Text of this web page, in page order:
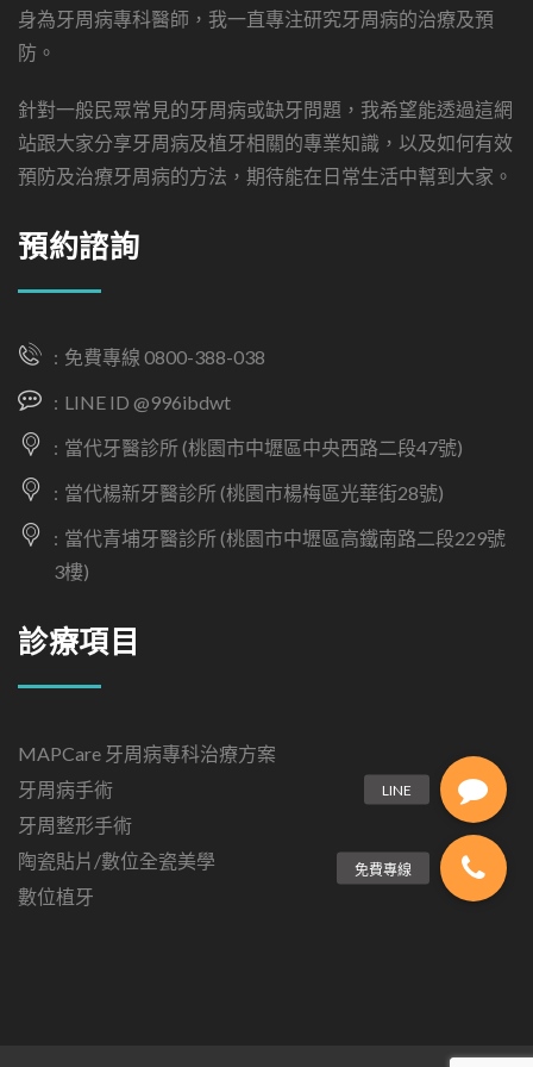
身為牙周病專科醫師，我一直專注研究牙周病的治療及預
防。
針對一般民眾常見的牙周病或缺牙問題，我希望能透過這網
站跟大家分享牙周病及植牙相關的專業知識，以及如何有效
預防及治療牙周病的方法，期待能在日常生活中幫到大家。
預約諮詢
免費專線 0800-388-038
LINE ID @996ibdwt
當代牙醫診所 (桃園市中壢區中央西路二段47號)
當代楊新牙醫診所 (桃園市楊梅區光華街28號)
當代青埔牙醫診所 (桃園市中壢區高鐵南路二段229號
3樓)
診療項目
MAPCare 牙周病專科治療方案
牙周病手術
牙周整形手術
陶瓷貼片/數位全瓷美學
數位植牙